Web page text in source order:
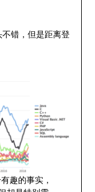
错，但是距离登
趣的事实，